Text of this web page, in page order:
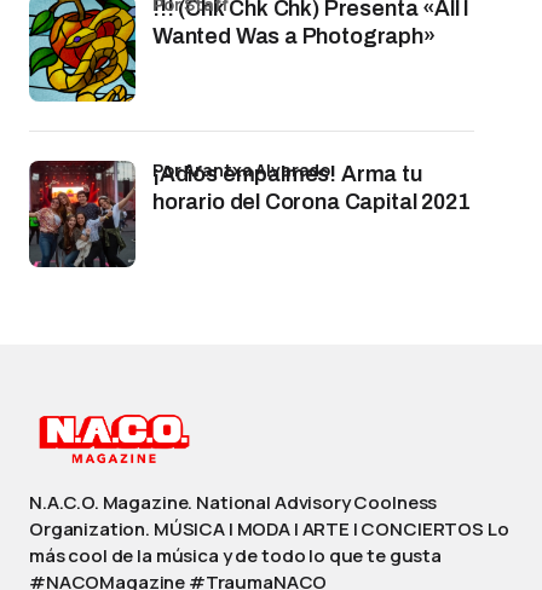
!!! (Chk Chk Chk) Presenta «All I
Wanted Was a Photograph»
¡Adiós empalmes! Arma tu
horario del Corona Capital 2021
por Arantxa Alvarado
N.A.C.O. Magazine. National Advisory Coolness
Organization. MÚSICA | MODA | ARTE | CONCIERTOS Lo
más cool de la música y de todo lo que te gusta
#NACOMagazine #TraumaNACO